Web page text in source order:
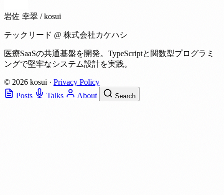
岩佐 幸翠 / kosui
テックリード @ 株式会社カケハシ
医療SaaSの共通基盤を開発。TypeScriptと関数型プログラミ
ングで堅牢なシステム設計を実践。
© 2026 kosui · Privacy Policy
Posts
Talks About Search